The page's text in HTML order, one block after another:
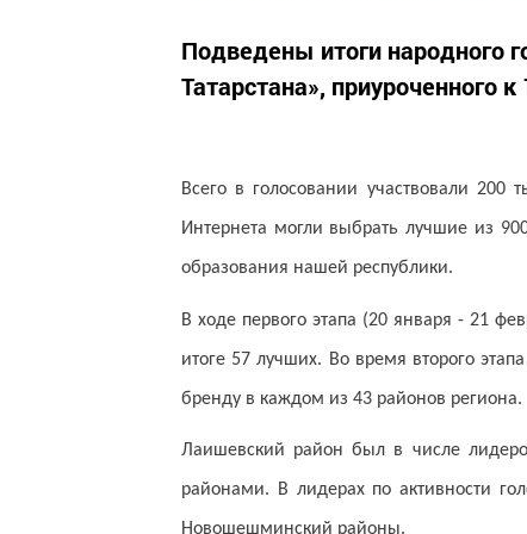
Подведены итоги народного
Татарстана», приуроченного
Всего в голосовании участвовали
Интернета могли выбрать лучшие из
образования нашей республики.
В ходе первого этапа (20 января - 21
итоге 57 лучших. Во время второго
бренду в каждом из 43 районов региона.
Лаишевский район был в числе
районами. В лидерах по активности
Новошешминский районы.